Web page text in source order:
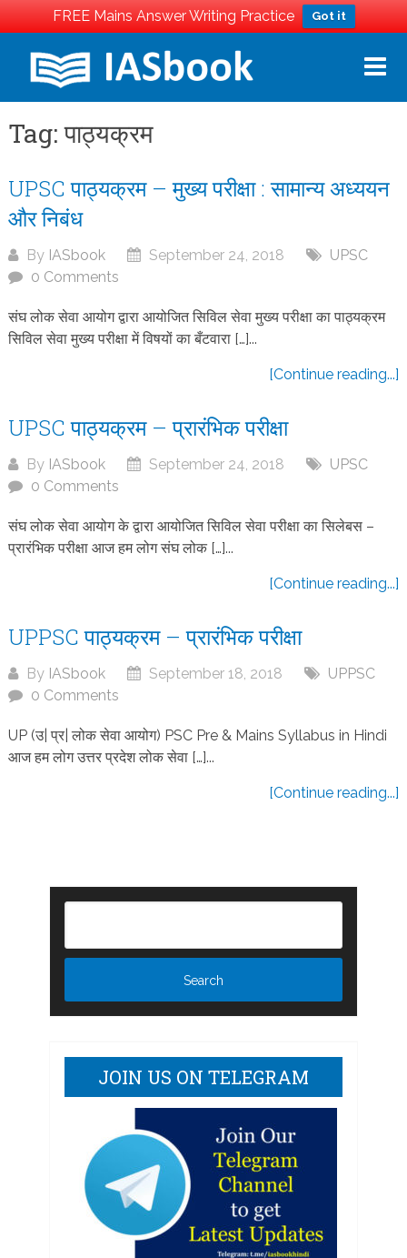
FREE Mains Answer Writing Practice Got it
content
Tag:पाठ्यक्रम
UPSC पाठ्यक्रम – मुख्य परीक्षा : सामान्य अध्ययन
और निबंध
By IASbook September 24, 2018
UPSC
0 Comments
संघ लोक सेवा आयोग द्वारा आयोजित सिविल सेवा मुख्य परीक्षा का पाठ्यक्रम
सिविल सेवा मुख्य परीक्षा में विषयों का बँटवारा […]...
[Continue reading...]
UPSC पाठ्यक्रम – प्रारंभिक परीक्षा
By IASbook September 24, 2018
UPSC
0 Comments
संघ लोक सेवा आयोग के द्वारा आयोजित सिविल सेवा परीक्षा का सिलेबस –
प्रारंभिक परीक्षा आज हम लोग संघ लोक […]...
[Continue reading...]
UPPSC पाठ्यक्रम – प्रारंभिक परीक्षा
By IASbook September 18, 2018
UPPSC
0 Comments
UP (उ| प्र| लोक सेवा आयोग) PSC Pre & Mains Syllabus in Hindi
आज हम लोग उत्तर प्रदेश लोक सेवा […]...
[Continue reading...]
JOIN US ON TELEGRAM